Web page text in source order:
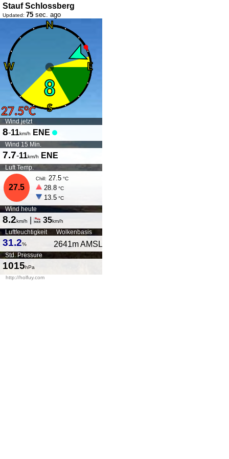
Stauf Schlossberg
Updated: 75 sec. ago
Wind jetzt
8-11km/h ENE
Wind 15 Min.
7.7-11km/h ENE
Luft Temp.
27.5
Chill: 27.5 °C
28.8 °C
13.5 °C
Wind heute
8.2km/h 35km/h
Luftfeuchtigkeit
31.2%
Wolkenbasis
2641m AMSL
Std. Pressure
1015hPa
http://holfuy.com